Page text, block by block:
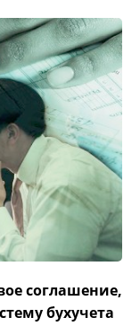
соглашение,
бухучета